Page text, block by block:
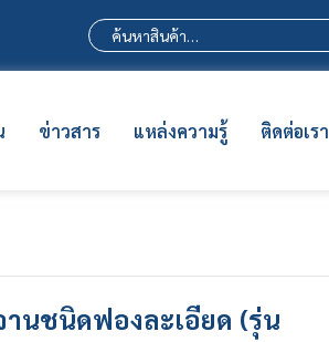
ข่าวสาร แหล่งความรู้ ติดต่อเรา
นชนิดฟองละเอียด (รุ่น